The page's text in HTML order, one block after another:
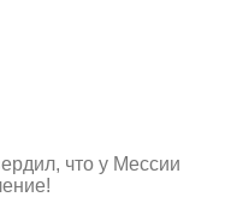
что у Мессии